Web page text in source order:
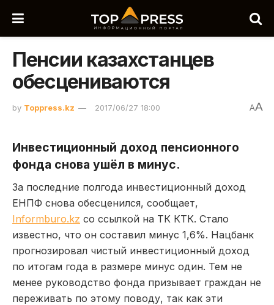
Пенсии казахстанцев
обесцениваются
by Toppress.kz 2017/06/27 18:00 AA
Инвестиционный доход пенсионного
фонда снова ушёл в минус.
За последние полгода инвестиционный доход
ЕНПФ снова обесценился, сообщает,
Informburo.kz со ссылкой на ТК КТК. Стало
известно, что он составил минус 1,6%. Нацбанк
прогнозировал чистый инвестиционный доход
по итогам года в размере минус один. Тем не
менее руководство фонда призывает граждан не
переживать по этому поводу, так как эти